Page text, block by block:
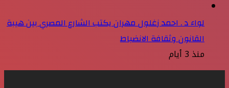
لواء د . احمد زغلول مهران يكتب الشارع المصري بين هيبة
القانون وثقافة الانضباط
منذ 3 أيام